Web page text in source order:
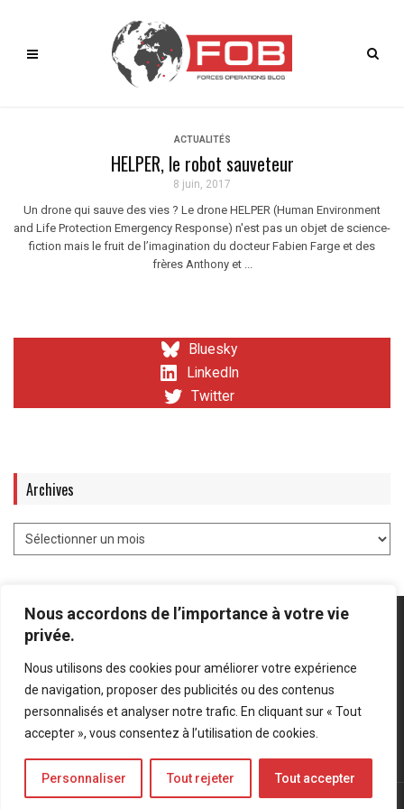
Nous accordons de l’importance à votre vie
privée.
Nous utilisons des cookies pour améliorer votre expérience
de navigation, proposer des publicités ou des contenus
personnalisés et analyser notre trafic. En cliquant sur « Tout
accepter », vous consentez à l’utilisation de cookies.
Personnaliser Tout rejeter Tout accepter
ACTUALITÉS
HELPER, le robot sauveteur
8 juin, 2017
Un drone qui sauve des vies ? Le drone HELPER (Human Environment
and Life Protection Emergency Response) n'est pas un objet de science-
fiction mais le fruit de l’imagination du docteur Fabien Farge et des
frères Anthony et ...
Bluesky
LinkedIn
Twitter
Archives
Mentions légales Politique de confidentialité
Bluesky
LinkedIn
Twitter
© Forces Operations Blog - 2022